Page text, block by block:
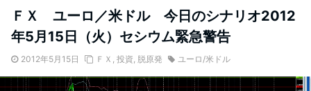
ＦＸ ユーロ／米ドル 今日のシナリオ2012
年5月15日（火）セシウム緊急警告
2012年5月15日 ＦＸ , 投資, 脱原発 ユーロ/米ドル